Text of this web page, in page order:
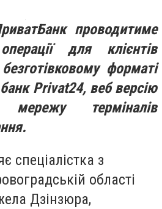
проводитиме
для клієнтів
форматі
Privat24, веб версію
терміналів
спеціалістка з
області
Дзінзюра,